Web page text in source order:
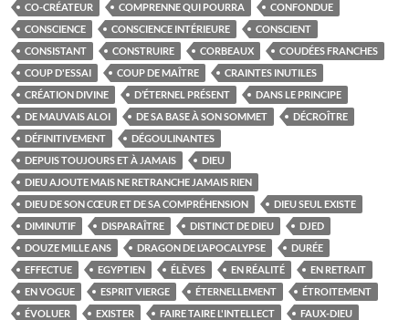
CO-CRÉATEUR COMPRENNE QUI POURRA
CONFONDUE
CONSCIENCE
CONSCIENCE INTÉRIEURE
CONSCIENT
CONSISTANT
CONSTRUIRE CORBEAUX
COUDÉES FRANCHES
COUP D'ESSAI
COUP DE MAÎTRE
CRAINTES INUTILES
CRÉATION DIVINE
D’ÉTERNEL PRÉSENT
DANS LE PRINCIPE
DE MAUVAIS ALOI
DE SA BASE À SON SOMMET
DÉCROÎTRE
DÉFINITIVEMENT
DÉGOULINANTES
DEPUIS TOUJOURS ET À JAMAIS
DIEU
DIEU AJOUTE MAIS NE RETRANCHE JAMAIS RIEN
DIEU DE SON CŒUR ET DE SA COMPRÉHENSION
DIEU SEUL EXISTE
DIMINUTIF
DISPARAÎTRE DISTINCT DE DIEU
DJED
DOUZE MILLE ANS
DRAGON DE L’APOCALYPSE
DURÉE
EFFECTUE
EGYPTIEN ÉLÈVES EN RÉALITÉ
EN RETRAIT
EN VOGUE
ESPRIT VIERGE ÉTERNELLEMENT
ÉTROITEMENT
ÉVOLUER
EXISTER FAIRE TAIRE L'INTELLECT
FAUX-DIEU